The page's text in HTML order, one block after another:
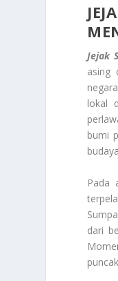
Jejak
asing
lokal
bumi
Pada
dari